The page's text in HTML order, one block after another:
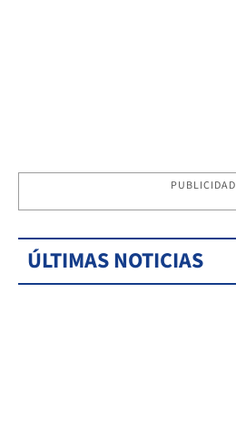
PUBLICIDAD
ÚLTIMAS NOTICIAS